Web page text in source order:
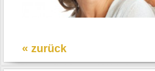
« zurück